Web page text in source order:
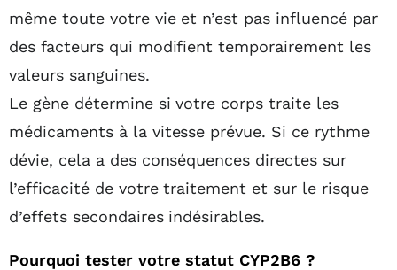
même toute votre vie et n’est pas influencé par
des facteurs qui modifient temporairement les
valeurs sanguines.
Le gène détermine si votre corps traite les
médicaments à la vitesse prévue. Si ce rythme
dévie, cela a des conséquences directes sur
l’efficacité de votre traitement et sur le risque
d’effets secondaires indésirables.
Pourquoi tester votre statut CYP2B6 ?